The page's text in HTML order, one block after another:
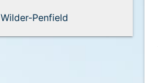
Wilder-Penfield